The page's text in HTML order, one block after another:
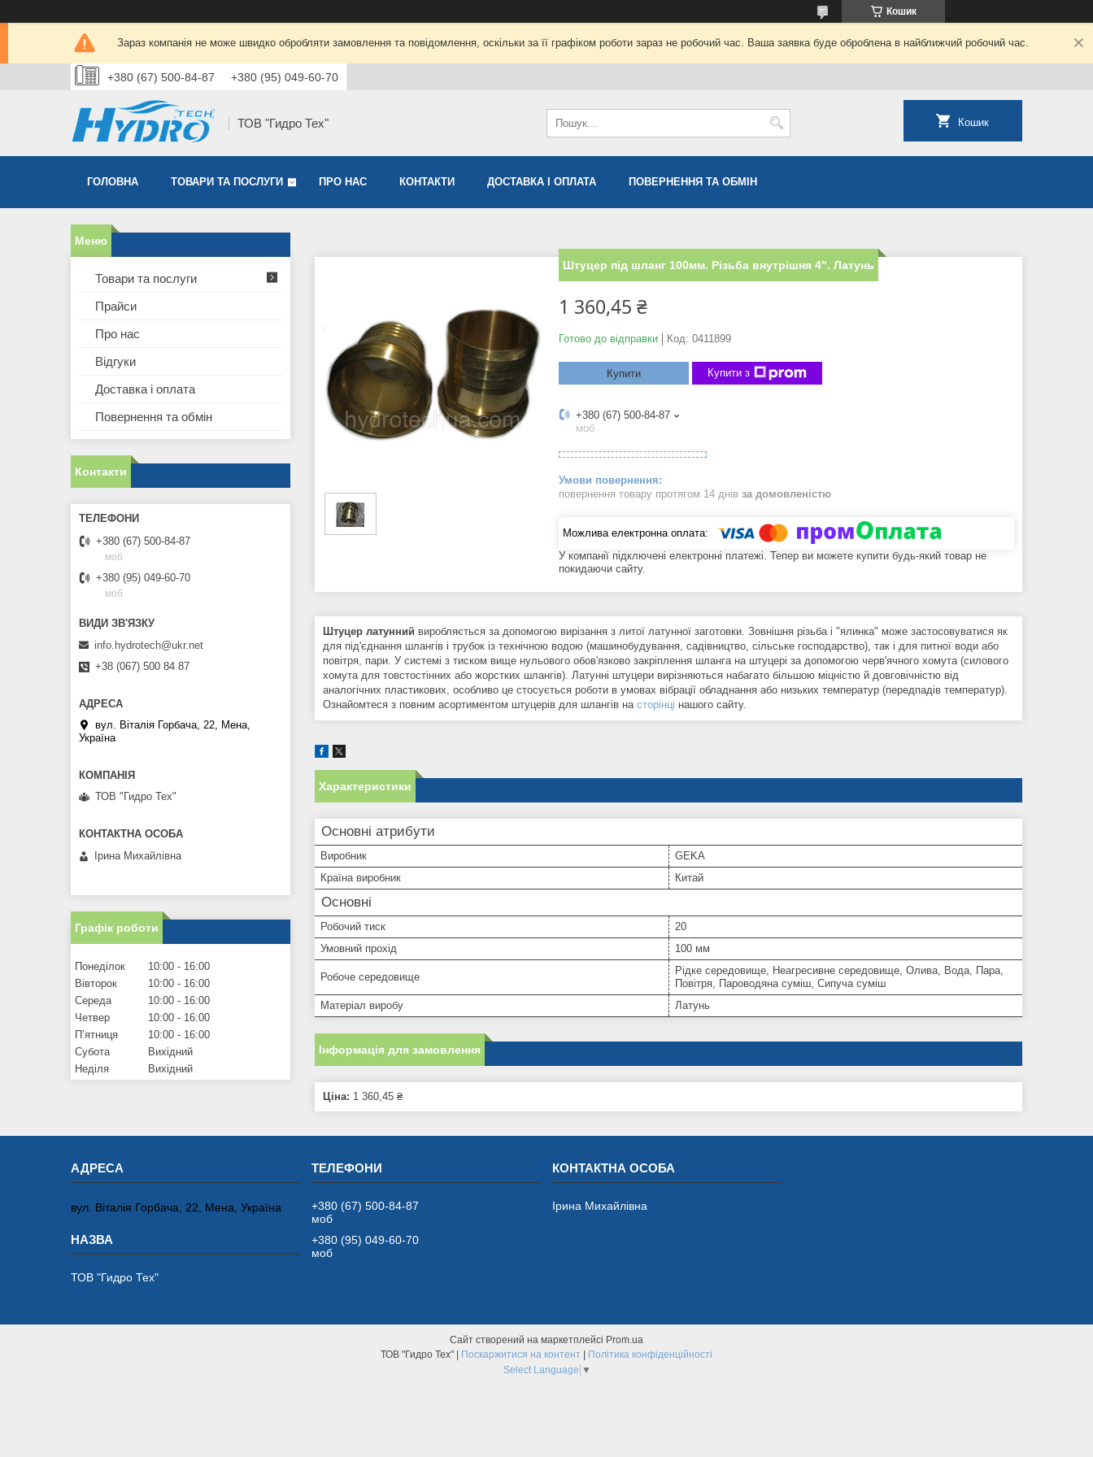
Кошик
Зараз компанія не може швидко обробляти замовлення та повідомлення, оскільки за її графіком роботи зараз не робочий час. Ваша заявка буде оброблена в найближчий робочий час.
+380 (67) 500-84-87 +380 (95) 049-60-70
ТОВ "Гидро Тех" Кошик
ГОЛОВНА ТОВАРИ ТА ПОСЛУГИ ПРО НАС КОНТАКТИ ДОСТАВКА І ОПЛАТА ПОВЕРНЕННЯ ТА ОБМІН
Штуцер під шланг 100мм. Різьба внутрішня 4". Латунь
1 360,45 ₴
Готово до відправки Код: 0411899
Купити Купити з
+380 (67) 500-84-87
моб
повернення товару протягом 14 днів за домовленістю
У компанії підключені електронні платежі. Тепер ви можете купити будь-який товар не
покидаючи сайту.
Штуцер латунний виробляється за допомогою вирізання з литої латунної заготовки. Зовнішня різьба і "ялинка" може застосовуватися як
для під'єднання шлангів і трубок із технічною водою (машинобудування, садівництво, сільське господарство), так і для питної води або
повітря, пари. У системі з тиском вище нульового обов'язково закріплення шланга на штуцері за допомогою черв'ячного хомута (силового
хомута для товстостінних або жорстких шлангів). Латунні штуцери вирізняються набагато більшою міцністю й довговічністю від
аналогічних пластикових, особливо це стосується роботи в умовах вібрації обладнання або низьких температур (передпадів температур).
Ознайомтеся з повним асортиментом штуцерів для шлангів на сторінці нашого сайту.
Характеристики
Основні атрибути
Виробник
GEKA
Країна виробник
Китай
Основні
Робочий тиск
20
Умовний прохід
100 мм
Робоче середовище
Рідке середовище, Неагресивне середовище, Олива, Вода, Пара,
Повітря, Пароводяна суміш, Сипуча суміш
Матеріал виробу
Латунь
Інформація для замовлення
Ціна: 1 360,45 ₴
Товари та послуги
Прайси
Про нас
Відгуки
Доставка і оплата
Повернення та обмін
Контакти
+380 (67) 500-84-87
моб
+380 (95) 049-60-70
моб
info.hydrotech@ukr.net
+38 (067) 500 84 87
вул. Віталія Горбача, 22, Мена,
Україна
ТОВ "Гидро Тех"
Ірина Михайлівна
Графік роботи
Понеділок 10:00
16:00
Вівторок
10:00
16:00
Середа
10:00
16:00
Четвер
10:00
16:00
Пʼятниця
10:00
16:00
Субота
Вихідний
Неділя
Вихідний
вул. Віталія Горбача, 22, Мена, Україна
ТОВ "Гидро Тех"
+380 (67) 500-84-87
моб
+380 (95) 049-60-70
моб
Ірина Михайлівна
Сайт створений на маркетплейсі Prom.ua
ТОВ "Гидро Тех" | Поскаржитися на контент | Політика конфіденційності
Select Language ▼